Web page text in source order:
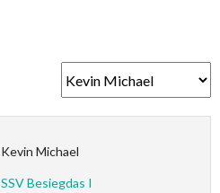
Kevin Michael
SSV Besiegdas I